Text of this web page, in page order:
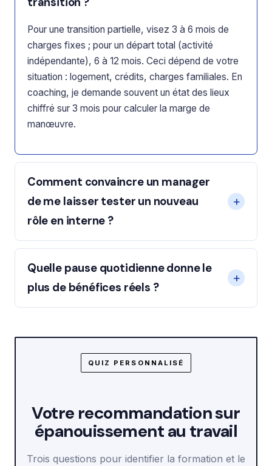
Pour une transition partielle, visez 3 à 6 mois de
charges fixes ; pour un départ total (activité
indépendante), 6 à 12 mois. Ceci dépend de votre
situation : logement, crédits, charges familiales. En
coaching, je demande souvent un état des lieux
chiffré sur 3 mois pour calculer la marge de
manœuvre.
Comment convaincre un manager
de me laisser tester un nouveau
rôle en interne ?
Quelle pause quotidienne donne le
plus de bénéfices réels ?
QUIZ PERSONNALISÉ
Votre recommandation sur
épanouissement au travail
Trois questions pour identifier la formation et le